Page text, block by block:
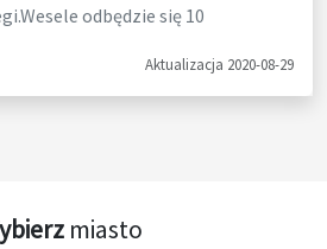
odbędzie się 10
Aktualizacja 2020-08-29
miasto